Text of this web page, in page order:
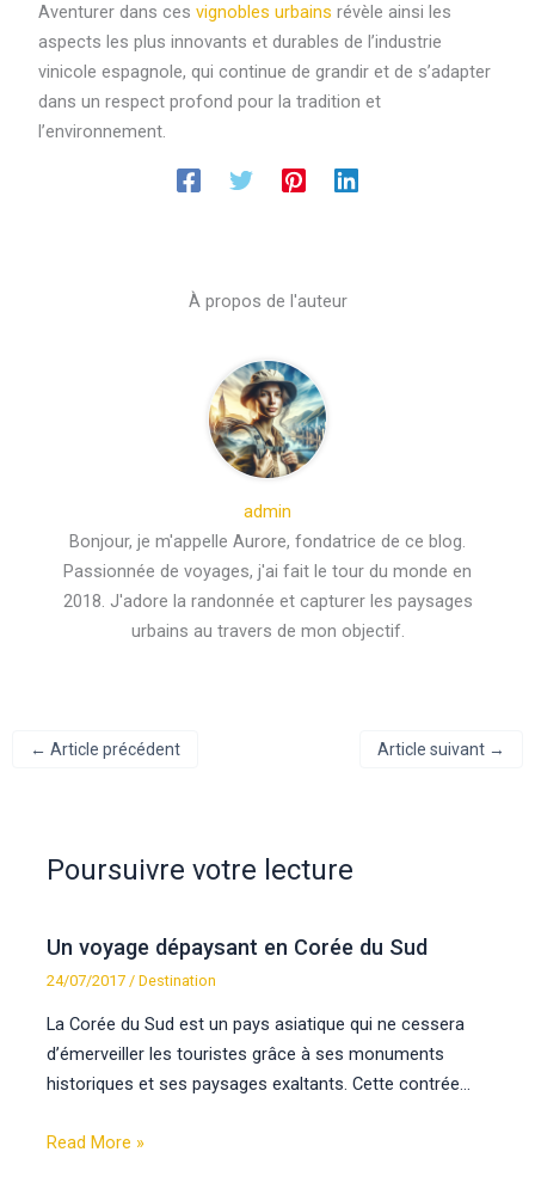
Aventurer dans ces vignobles urbains révèle ainsi les
aspects les plus innovants et durables de l’industrie
vinicole espagnole, qui continue de grandir et de s’adapter
dans un respect profond pour la tradition et
l’environnement.
À propos de l'auteur
admin
Bonjour, je m'appelle Aurore, fondatrice de ce blog.
Passionnée de voyages, j'ai fait le tour du monde en
2018. J'adore la randonnée et capturer les paysages
urbains au travers de mon objectif.
← Article précédent Article suivant →
Poursuivre votre lecture
Un voyage dépaysant en Corée du Sud
24/07/2017 /Destination
La Corée du Sud est un pays asiatique qui ne cessera
d’émerveiller les touristes grâce à ses monuments
historiques et ses paysages exaltants. Cette contrée…
Read More »